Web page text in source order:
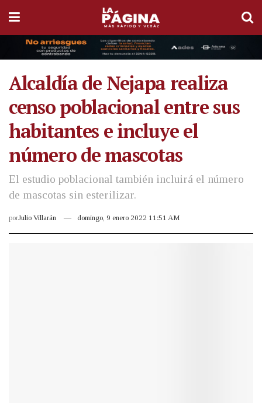
Alcaldía de Nejapa realiza
censo poblacional entre sus
habitantes e incluye el
número de mascotas
El estudio poblacional también incluirá el número
de mascotas sin esterilizar.
porJulio Villarán domingo, 9 enero 2022 11:51 AM